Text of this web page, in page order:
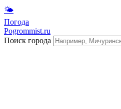
🌤
Погода
Pogrommist.ru
Поиск города